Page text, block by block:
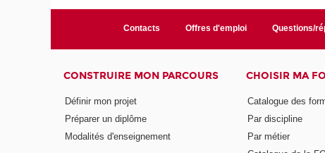
Contacts Offres d'emploi Questions/
CONSTRUIRE MON PARCOURS
Définir mon projet
Préparer un diplôme
Modalités d'enseignement
CHOISIR MA
Catalogue des
Par discipline
Par métier